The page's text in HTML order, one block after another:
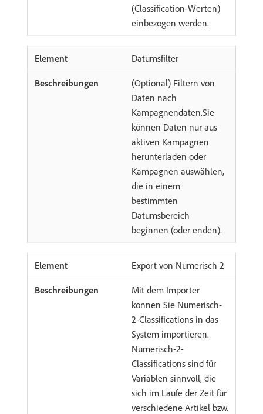
(Classification-Werten)
einbezogen werden.
Datumsfilter
(Optional) Filtern von
Daten nach
Kampagnendaten.Sie
können Daten nur aus
aktiven Kampagnen
herunterladen oder
Kampagnen auswählen,
die in einem
bestimmten
Datumsbereich
beginnen (oder enden).
Export von Numerisch 2
Mit dem Importer
können Sie Numerisch-
2-Classifications in das
System importieren.
Numerisch-2-
Classifications sind für
Variablen sinnvoll, die
sich im Laufe der Zeit für
verschiedene Artikel bzw.